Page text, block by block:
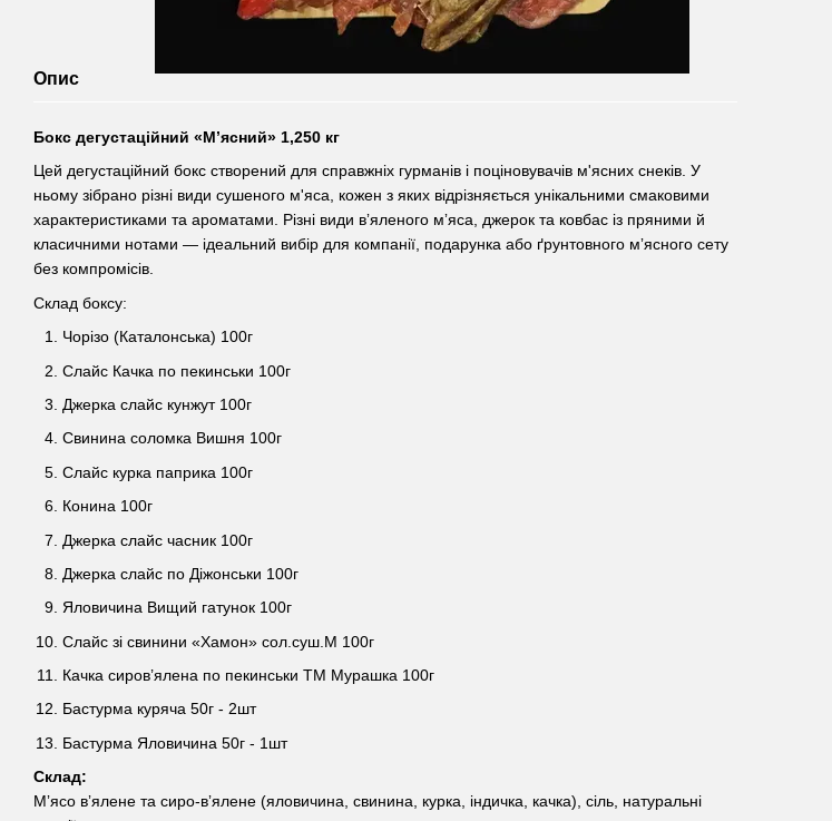
Опис
Бокс дегустаційний «Мʼясний» 1,250 кг
Цей дегустаційний бокс створений для справжніх гурманів і поціновувачів м'ясних снеків. У
ньому зібрано різні види сушеного м'яса, кожен з яких відрізняється унікальними смаковими
характеристиками та ароматами. Різні види вʼяленого мʼяса, джерок та ковбас із пряними й
класичними нотами — ідеальний вибір для компанії, подарунка або ґрунтовного мʼясного сету
без компромісів.
Склад боксу:
Чорізо (Каталонська) 100г
Слайс Качка по пекинськи 100г
Джерка слайс кунжут 100г
Свинина соломка Вишня 100г
Слайс курка паприка 100г
Конина 100г
Джерка слайс часник 100г
Джерка слайс по Діжонськи 100г
Яловичина Вищий гатунок 100г
Слайс зі свинини «Хамон» сол.суш.М 100г
Качка сиров’ялена по пекинськи ТМ Мурашка 100г
Бастурма куряча 50г - 2шт
Бастурма Яловичина 50г - 1шт
Склад:
Мʼясо вʼялене та сиро-вʼялене (яловичина, свинина, курка, індичка, качка), сіль, натуральні